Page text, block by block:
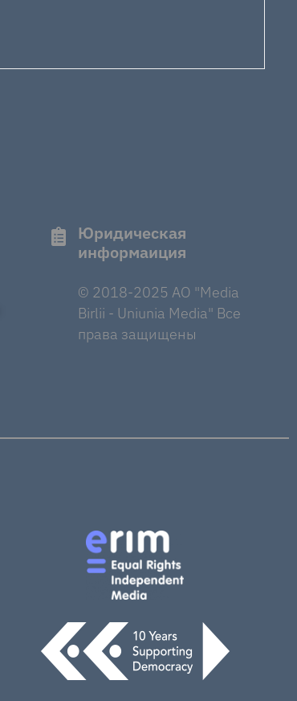
Юридическая
информаиция
© 2018-2025 AO "Media
Birlii - Uniunia Media" Все
права защищены